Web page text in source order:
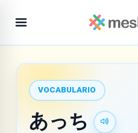
VOCABULARIO
あっち